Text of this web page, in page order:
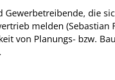
die
melden
von Planungs- bzw.